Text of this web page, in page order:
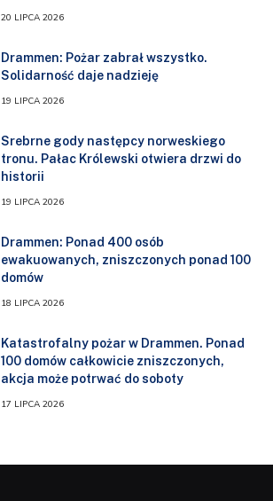
20 LIPCA 2026
Drammen: Pożar zabrał wszystko.
Solidarność daje nadzieję
19 LIPCA 2026
Srebrne gody następcy norweskiego
tronu. Pałac Królewski otwiera drzwi do
historii
19 LIPCA 2026
Drammen: Ponad 400 osób
ewakuowanych, zniszczonych ponad 100
domów
18 LIPCA 2026
Katastrofalny pożar w Drammen. Ponad
100 domów całkowicie zniszczonych,
akcja może potrwać do soboty
17 LIPCA 2026